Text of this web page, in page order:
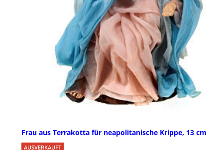
Frau aus Terrakotta für neapolitanische Krippe, 13 cm
AUSVERKAUFT